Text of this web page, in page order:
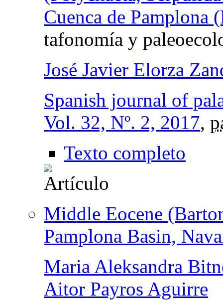
Cuenca de Pamplona
tafonomía y
José Javier Elorza
Spanish journal of
Vol. 32, Nº. 2, 2017,
Texto completo
Middle Eocene
Pamplona Basin,
Maria Aleksandra
Aitor Payros Aguirre